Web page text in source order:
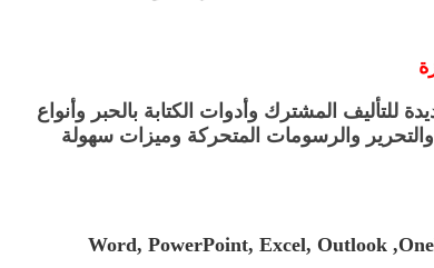
للتأليف المشترك وأدوات الكتابة بالحبر وأنواع
والتحرير والرسومات المتحركة وميزات سهولة
Word, PowerPoint, Excel, Outlook